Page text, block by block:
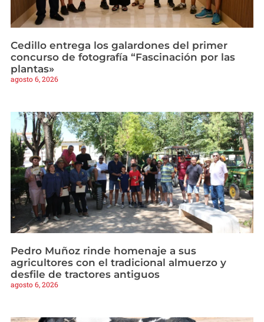
Cedillo entrega los galardones del primer
concurso de fotografía “Fascinación por las
plantas»
agosto 6, 2026
Pedro Muñoz rinde homenaje a sus
agricultores con el tradicional almuerzo y
desfile de tractores antiguos
agosto 6, 2026